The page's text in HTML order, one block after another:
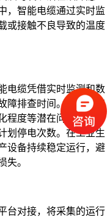
，智能电缆通过实时监
或接触不良导致的温度
电缆凭借实时监测和数
障排查时间。同时，其
程度等潜在问题，便于
划停电次数。在工业生
设备持续稳定运行，避
失。
台对接，将采集的运行